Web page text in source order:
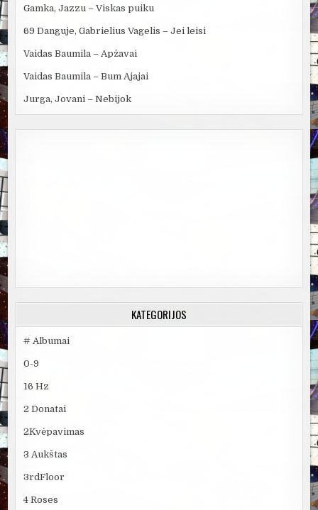
Gamka, Jazzu – Viskas puiku
69 Danguje, Gabrielius Vagelis – Jei leisi
Vaidas Baumila – Apžavai
Vaidas Baumila – Bum Ajajai
Jurga, Jovani – Nebijok
KATEGORIJOS
# Albumai
0-9
16 Hz
2 Donatai
2Kvėpavimas
3 Aukštas
3rdFloor
4 Roses